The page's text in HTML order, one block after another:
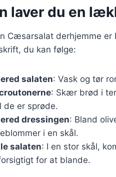
laver du en
Cæsarsalat derhjemme
du kan følge:
salaten: Vask og tør
: Skær brød i
de er sprøde.
dressingen: Bland
i en skål.
salaten: I en stor skål,
for at blande.